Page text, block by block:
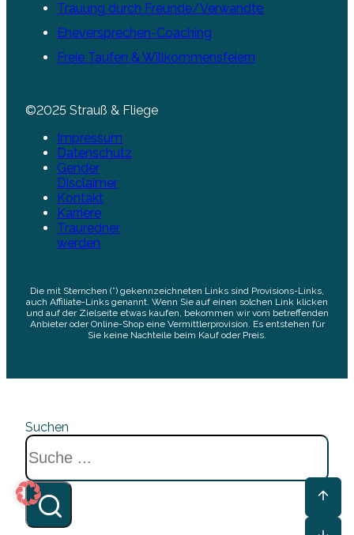
Trauung durch Freunde/Verwandte
Eheversprechen-Coaching
Freie Taufen & Willkommensfeiern
©2025 Strauß & Fliege
Impressum
Datenschutz
Gender
Disclaimer
Kontakt
Karriere
Trauredner
werden
Die mit Sternchen (*) gekennzeichneten Links sind Provisions-Links,
auch Affiliate-Links genannt. Wenn Sie auf einen solchen Link klicken
und auf der Zielseite etwas kaufen, bekommen wir vom betreffenden
Anbieter oder Online-Shop eine Vermittlerprovision. Es entstehen für
Sie keine Nachteile beim Kauf oder Preis.
Suchen